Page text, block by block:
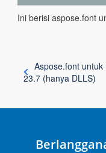
Ini berisi aspose.font
Aspose.font untuk
23.7 (hanya DLLS)